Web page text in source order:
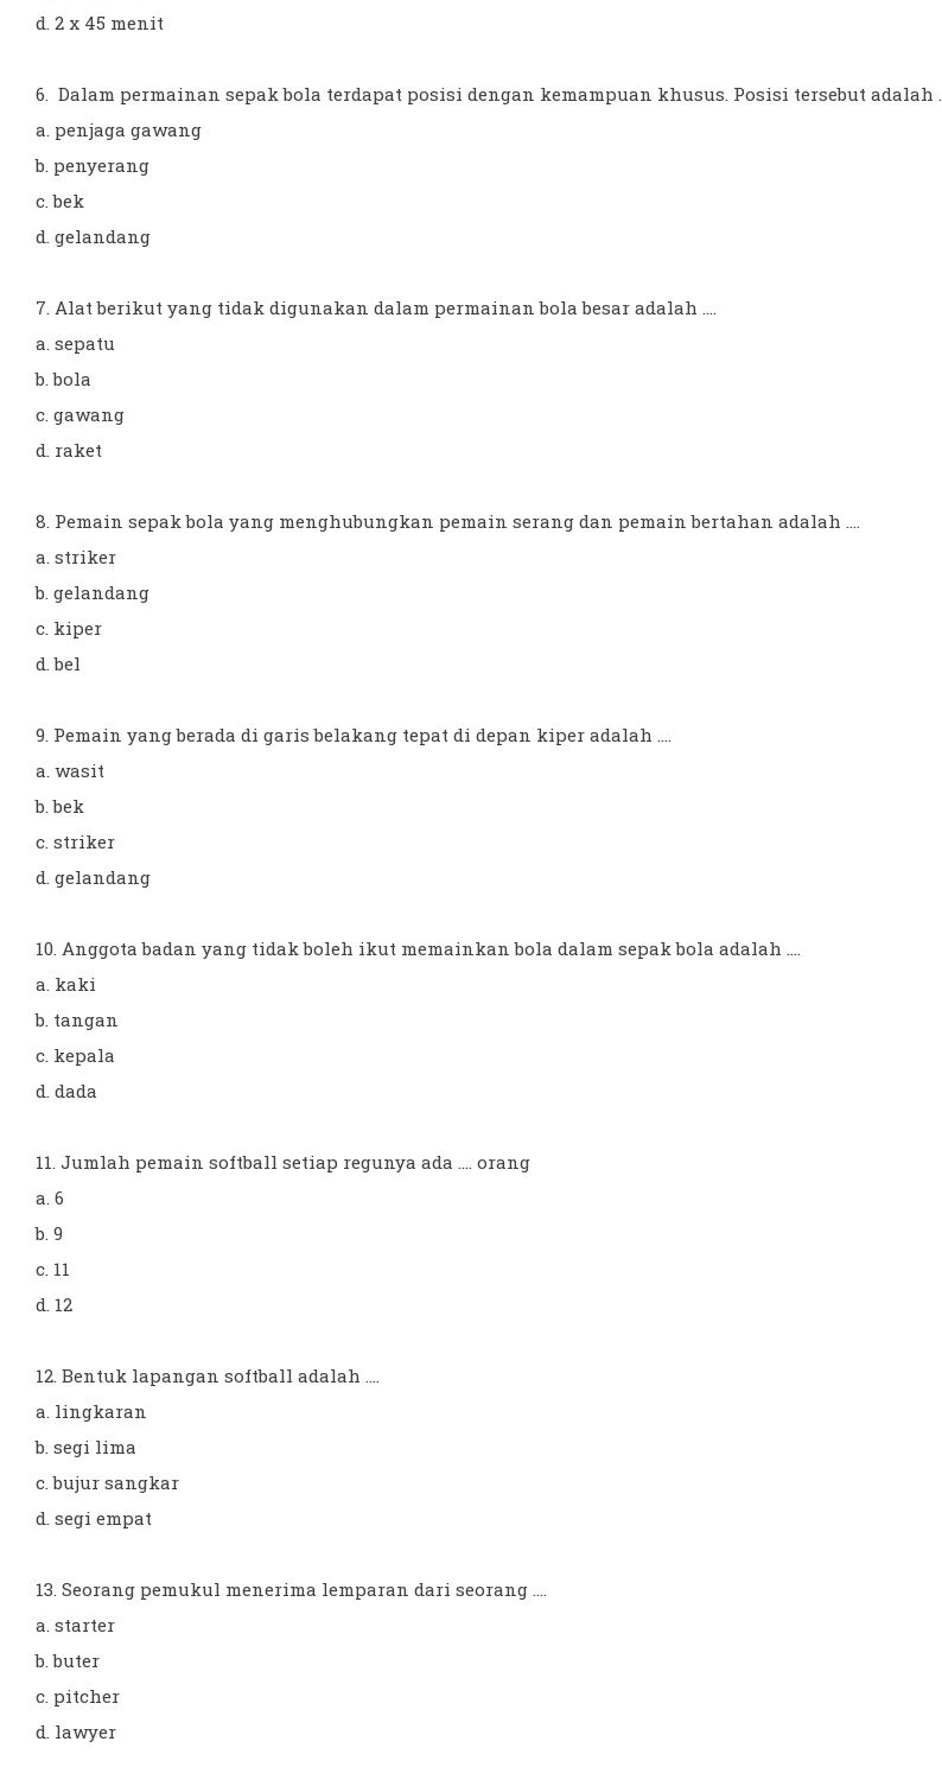
d. 2 x 45 menit
6. Dalam permainan sepak bola terdapat posisi dengan kemampuan khusus. Posisi tersebut adalah ....
a. penjaga gawang
b. penyerang
c. bek
d. gelandang
7. Alat berikut yang tidak digunakan dalam permainan bola besar adalah ....
a. sepatu
b. bola
c. gawang
d. raket
8. Pemain sepak bola yang menghubungkan pemain serang dan pemain bertahan adalah ....
a. striker
b. gelandang
c. kiper
d. bel
9. Pemain yang berada di garis belakang tepat di depan kiper adalah ....
a. wasit
b. bek
c. striker
d. gelandang
10. Anggota badan yang tidak boleh ikut memainkan bola dalam sepak bola adalah ....
a. kaki
b. tangan
c. kepala
d. dada
11. Jumlah pemain softball setiap regunya ada .... orang
a. 6
b. 9
c. 11
d. 12
12. Bentuk lapangan softball adalah ....
a. lingkaran
b. segi lima
c. bujur sangkar
d. segi empat
13. Seorang pemukul menerima lemparan dari seorang ....
a. starter
b. buter
c. pitcher
d. lawyer